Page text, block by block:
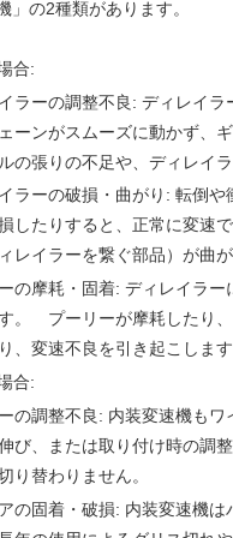
」の2種類があります。
合:
ラーの調整不良: ディレイ
ーンがスムーズに動かず
の張りの不足や、ディレイ
ラーの破損・曲がり: 転倒
したりすると、正常に変速
レイラーを繋ぐ部品）が曲
の摩耗・固着: ディレイラ
。 プーリーが摩耗したり
、変速不良を引き起こしま
合:
の調整不良: 内装変速機も
び、または取り付け時の調
り替わりません。
の固着・破損: 内装変速機